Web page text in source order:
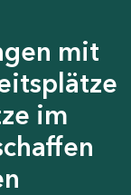
mit
im